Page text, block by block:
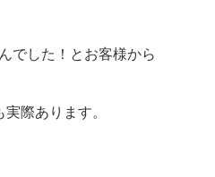
でした！とお客様から
際あります。